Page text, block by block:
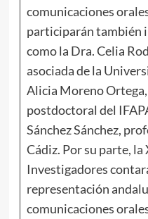
comunicaciones
participarán también
como la Dra. Celia
asociada de la
Alicia Moreno
postdoctoral del
Sánchez Sánchez,
Cádiz. Por su parte, la
Investigadores
representación
comunicaciones